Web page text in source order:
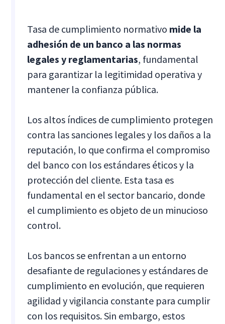
Tasa de cumplimiento normativo mide la
adhesión de un banco a las normas
legales y reglamentarias, fundamental
para garantizar la legitimidad operativa y
mantener la confianza pública.
Los altos índices de cumplimiento protegen
contra las sanciones legales y los daños a la
reputación, lo que confirma el compromiso
del banco con los estándares éticos y la
protección del cliente. Esta tasa es
fundamental en el sector bancario, donde
el cumplimiento es objeto de un minucioso
control.
Los bancos se enfrentan a un entorno
desafiante de regulaciones y estándares de
cumplimiento en evolución, que requieren
agilidad y vigilancia constante para cumplir
con los requisitos. Sin embargo, estos